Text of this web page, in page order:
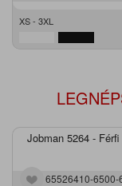
XS - 3XL
Jobman 5264 -
65526410-6500-